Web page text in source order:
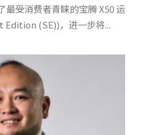
最受消费者青睐的宝腾 X50 运
Edition (SE))，进一步将...